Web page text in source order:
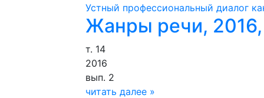
Устный профессиональный диалог
Жанры речи,
т. 14
2016
вып. 2
читать далее »